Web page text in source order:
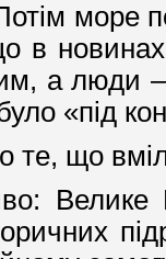
море
в
а люди —
«під
те, що